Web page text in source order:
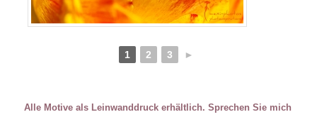
1 2 3 ►
Alle Motive als Leinwanddruck erhältlich. Sprechen Sie mich